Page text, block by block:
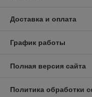
Доставка и оплата
График работы
Полная версия сайта
Политика обработки